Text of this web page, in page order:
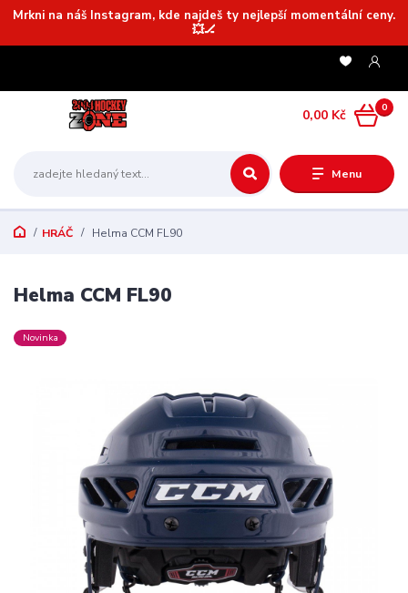
Mrkni na náš Instagram, kde najdeš ty nejlepší momentální ceny.
💥🏒
Menu
0
0,00 Kč
HRÁČ Helma CCM FL90
Helma CCM FL90
Novinka